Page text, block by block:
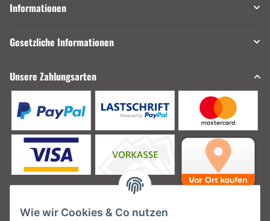
Informationen
Gesetzliche Informationen
Unsere Zahlungsarten
Wie wir Cookies & Co nutzen